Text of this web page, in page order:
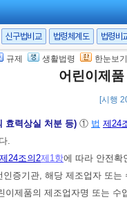
신구법비교 법령체계도 법령비
규제 생활법령 한눈보기
어린이제
[시행
제23조제1항및제2항 에 따
주의 또는 경고의 표시(이하
인대상어린이제품주의ㆍ경
효력상실 처분 등) ① 법 제24
.
제24조의2제1항에 따라 안전확
증기관, 해당 제조업자 또는
이제품의 제조업자명 또는 수